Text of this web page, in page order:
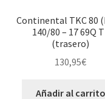
Continental TKC 80
140/80 – 17 69Q
(trasero)
130,95€
Añadir al carrito